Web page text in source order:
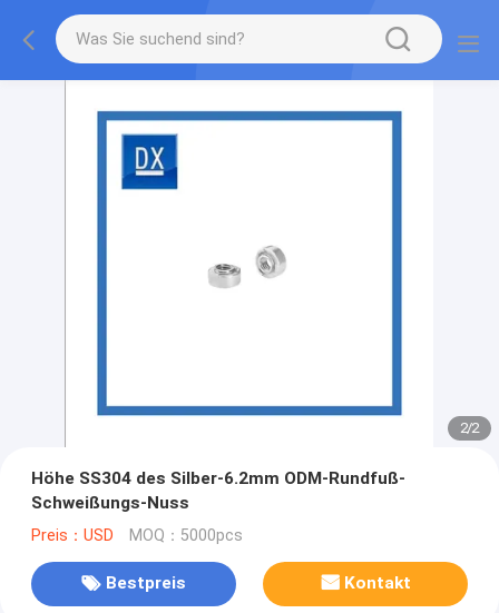
2/2
Höhe SS304 des Silber-6.2mm ODM-Rundfuß-
Schweißungs-Nuss
Preis：USD MOQ：5000pcs
Bestpreis Kontakt